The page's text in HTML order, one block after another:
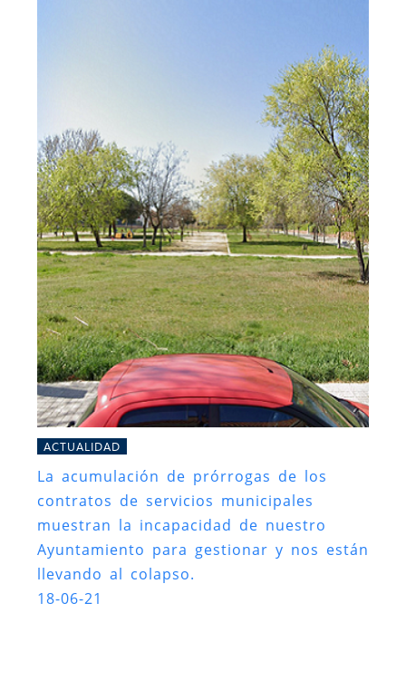
ACTUALIDAD
La acumulación de prórrogas de los
contratos de servicios municipales
muestran la incapacidad de nuestro
Ayuntamiento para gestionar y nos están
llevando al colapso.
18-06-21